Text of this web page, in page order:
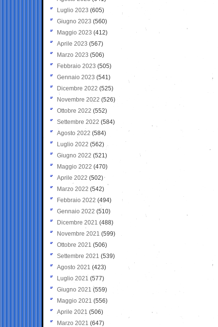
Luglio 2023 (605)
Giugno 2023 (560)
Maggio 2023 (412)
Aprile 2023 (567)
Marzo 2023 (506)
Febbraio 2023 (505)
Gennaio 2023 (541)
Dicembre 2022 (525)
Novembre 2022 (526)
Ottobre 2022 (552)
Settembre 2022 (584)
Agosto 2022 (584)
Luglio 2022 (562)
Giugno 2022 (521)
Maggio 2022 (470)
Aprile 2022 (502)
Marzo 2022 (542)
Febbraio 2022 (494)
Gennaio 2022 (510)
Dicembre 2021 (488)
Novembre 2021 (599)
Ottobre 2021 (506)
Settembre 2021 (539)
Agosto 2021 (423)
Luglio 2021 (577)
Giugno 2021(559)
Maggio 2021 (556)
Aprile 2021 (506)
Marzo 2021 (647)